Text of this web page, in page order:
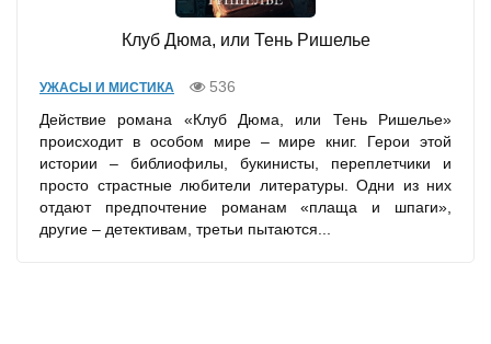
Клуб Дюма, или Тень Ришелье
УЖАСЫ И МИСТИКА
536
Действие романа «Клуб Дюма, или Тень Ришелье»
происходит в особом мире – мире книг. Герои этой
истории – библиофилы, букинисты, переплетчики и
просто страстные любители литературы. Одни из них
отдают предпочтение романам «плаща и шпаги»,
другие – детективам, третьи пытаются...